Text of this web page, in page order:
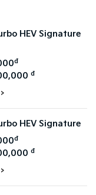
HEV Signature
đ
đ
HEV Signature
đ
đ